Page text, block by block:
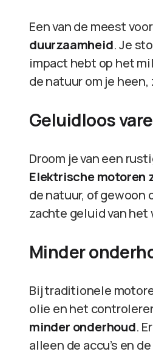
Een van de meest
duurzaamheid. Je
impact hebt op het
de natuur om je
Geluidloos
Droom je van een
Elektrische motoren
de natuur, of gewoon
zachte geluid van het
Minder
Bij traditionele
olie en het
minder onderhoud.
alleen de accu’s en